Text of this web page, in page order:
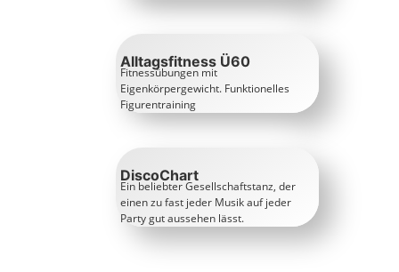
Alltagsfitness Ü60
Fitnessübungen mit
Eigenkörpergewicht. Funktionelles
Figurentraining
DiscoChart
Ein beliebter Gesellschaftstanz, der
einen zu fast jeder Musik auf jeder
Party gut aussehen lässt.